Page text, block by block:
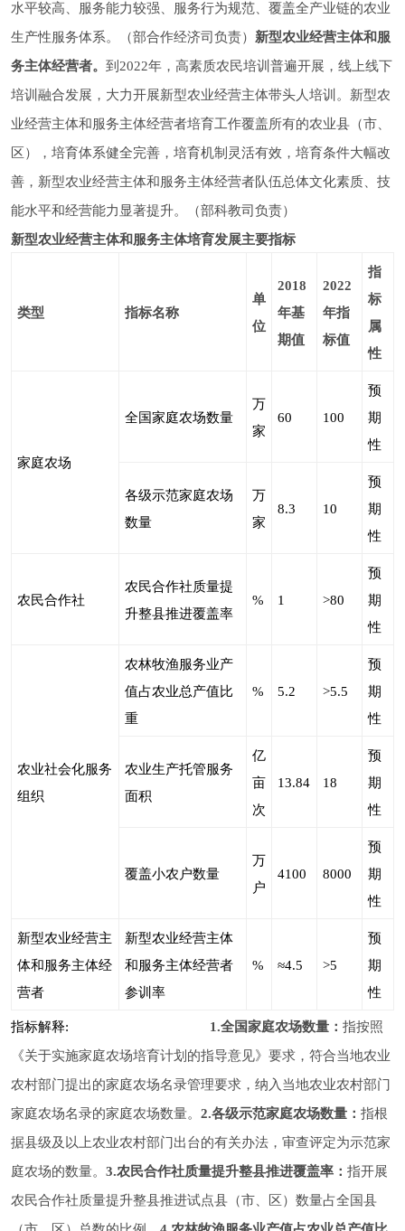
水平较高、服务能力较强、服务行为规范、覆盖全产业链的农业
生产性服务体系。（部合作经济司负责） 新型农业经营主体和服
务主体经营者。 到2022年，高素质农民培训普遍开展，线上线下
培训融合发展，大力开展新型农业经营主体带头人培训。新型农
业经营主体和服务主体经营者培育工作覆盖所有的农业县（市、
区），培育体系健全完善，培育机制灵活有效，培育条件大幅改
善，新型农业经营主体和服务主体经营者队伍总体文化素质、技
能水平和经营能力显著提升。（部科教司负责）
新型农业经营主体和服务主体培育发展主要指标
类型 指标名称
单
位
2018
年基
期值
2022
年指
标值
指
标
属
性
家庭农场
全国家庭农场数量
万
家
60 100
预
期
性
各级示范家庭农场
数量
万
家
8.3 10
预
期
性
农民合作社
农民合作社质量提
升整县推进覆盖率
% 1 >80
预
期
性
农业社会化服务
组织
农林牧渔服务业产
值占农业总产值比
重
% 5.2 >5.5
预
期
性
农业生产托管服务
面积
亿
亩
次
13.84 18
预
期
性
覆盖小农户数量
万
户
4100 8000
预
期
性
新型农业经营主
体和服务主体经
营者
新型农业经营主体
和服务主体经营者
参训率
% ≈4.5 >5
预
期
性
指标解释: 1.全国家庭农场数量： 指按照
《关于实施家庭农场培育计划的指导意见》要求，符合当地农业
农村部门提出的家庭农场名录管理要求，纳入当地农业农村部门
家庭农场名录的家庭农场数量。 2.各级示范家庭农场数量： 指根
据县级及以上农业农村部门出台的有关办法，审查评定为示范家
庭农场的数量。 3.农民合作社质量提升整县推进覆盖率： 指开展
农民合作社质量提升整县推进试点县（市、区）数量占全国县